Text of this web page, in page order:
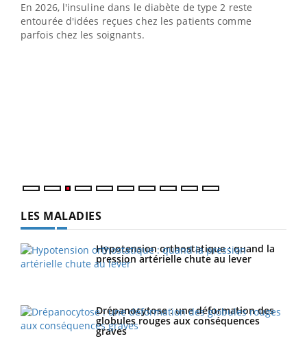
En 2026, l'insuline dans le diabète de type 2 reste
entourée d'idées reçues chez les patients comme
parfois chez les soignants.
LES MALADIES
Hypotension orthostatique : quand la
pression artérielle chute au lever
Drépanocytose : une déformation des
globules rouges aux conséquences
graves